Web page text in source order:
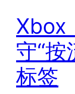
Xbox
守“按
标签